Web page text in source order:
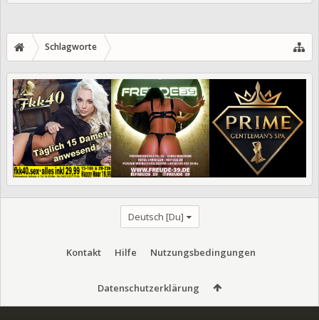
Schlagworte
Deutsch [Du]
Kontakt Hilfe Nutzungsbedingungen
Datenschutzerklärung